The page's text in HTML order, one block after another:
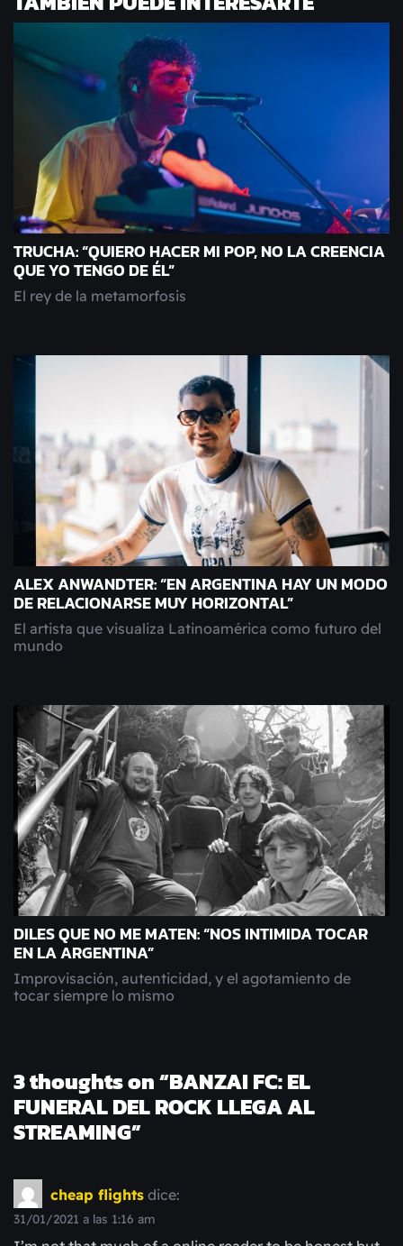
TRUCHA: “QUIERO HACER MI POP, NO LA CREENCIA
QUE YO TENGO DE ÉL”
El rey de la metamorfosis
ALEX ANWANDTER: “EN ARGENTINA HAY UN MODO
DE RELACIONARSE MUY HORIZONTAL”
El artista que visualiza Latinoamérica como futuro del
mundo
DILES QUE NO ME MATEN: “NOS INTIMIDA TOCAR
EN LA ARGENTINA”
Improvisación, autenticidad, y el agotamiento de
tocar siempre lo mismo
3 thoughts on “BANZAI FC: EL
FUNERAL DEL ROCK LLEGA AL
STREAMING”
cheap flights dice:
31/01/2021 a las 1:16 am